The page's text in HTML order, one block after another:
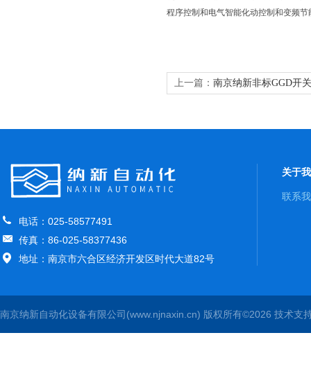
程序控制和电气智能化动控制和变频节
上一篇： 南京纳新非标GGD开
电话：025-58577491
传真：86-025-58377436
地址：南京市六合区经济开发区时代大道82号
关于
联系
南京纳新自动化设备有限公司(www.njnaxin.cn) 版权所有©2026 技术支